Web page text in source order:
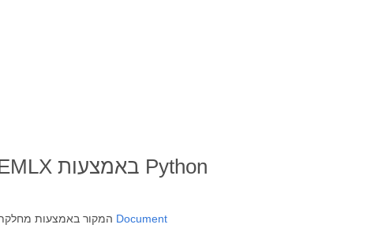
Document